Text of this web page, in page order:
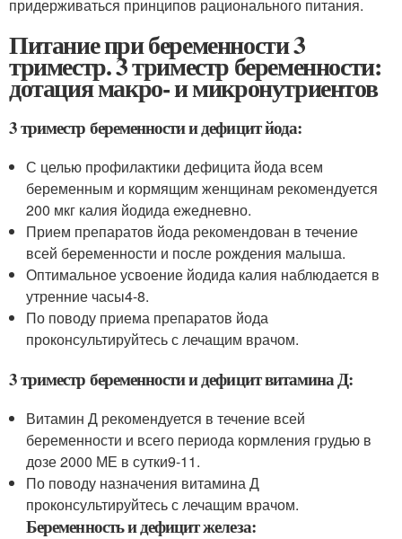
придерживаться принципов рационального питания.
Питание при беременности 3
триместр. 3 триместр беременности:
дотация макро- и микронутриентов
3 триместр беременности и дефицит йода:
С целью профилактики дефицита йода всем
беременным и кормящим женщинам рекомендуется
200 мкг калия йодида ежедневно.
Прием препаратов йода рекомендован в течение
всей беременности и после рождения малыша.
Оптимальное усвоение йодида калия наблюдается в
утренние часы4-8.
По поводу приема препаратов йода
проконсультируйтесь с лечащим врачом.
3 триместр беременности и дефицит витамина Д:
Витамин Д рекомендуется в течение всей
беременности и всего периода кормления грудью в
дозе 2000 МЕ в сутки9-11.
По поводу назначения витамина Д
проконсультируйтесь с лечащим врачом.
Беременность и дефицит железа: